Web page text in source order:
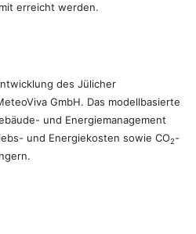
erreicht werden.
des Jülicher
GmbH. Das modellbasierte
und Energiemanagement
und Energiekosten sowie CO2-